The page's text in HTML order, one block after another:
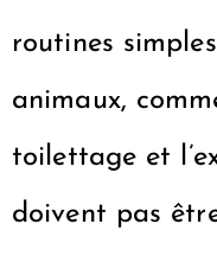
routines
animaux,
toilettage et
doivent pas